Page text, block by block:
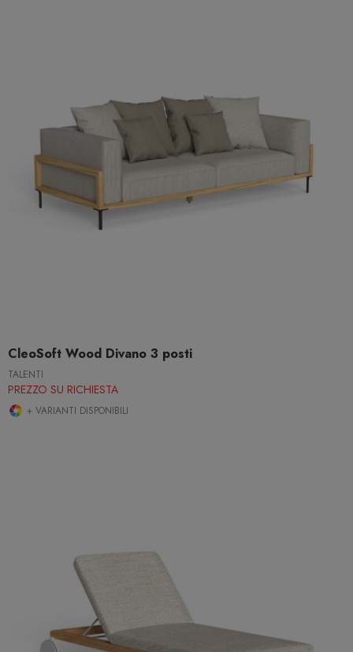
CleoSoft Wood Divano 3 posti
TALENTI
PREZZO SU RICHIESTA
+ VARIANTI DISPONIBILI